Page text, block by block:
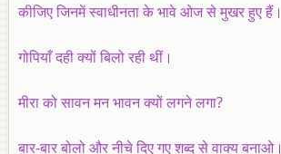
कीजिए जिनमें स्वाधीनता के भावे ओज से मुखर हुए हैं।
गोपियाँ दही क्यों बिलो रही थीं।
मीरा को सावन मन भावन क्यों लगने लगा?
बार-बार बोलो और नीचे दिए गए शब्द से वाक्य बनाओ।